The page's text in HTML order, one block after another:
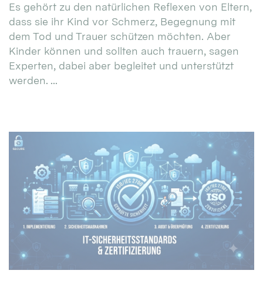
Es gehört zu den natürlichen Reflexen von Eltern,
dass sie ihr Kind vor Schmerz, Begegnung mit
dem Tod und Trauer schützen möchten. Aber
Kinder können und sollten auch trauern, sagen
Experten, dabei aber begleitet und unterstützt
werden. ...